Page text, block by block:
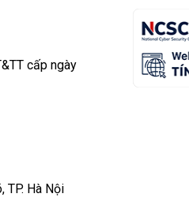
cấp ngày
TP. Hà Nội